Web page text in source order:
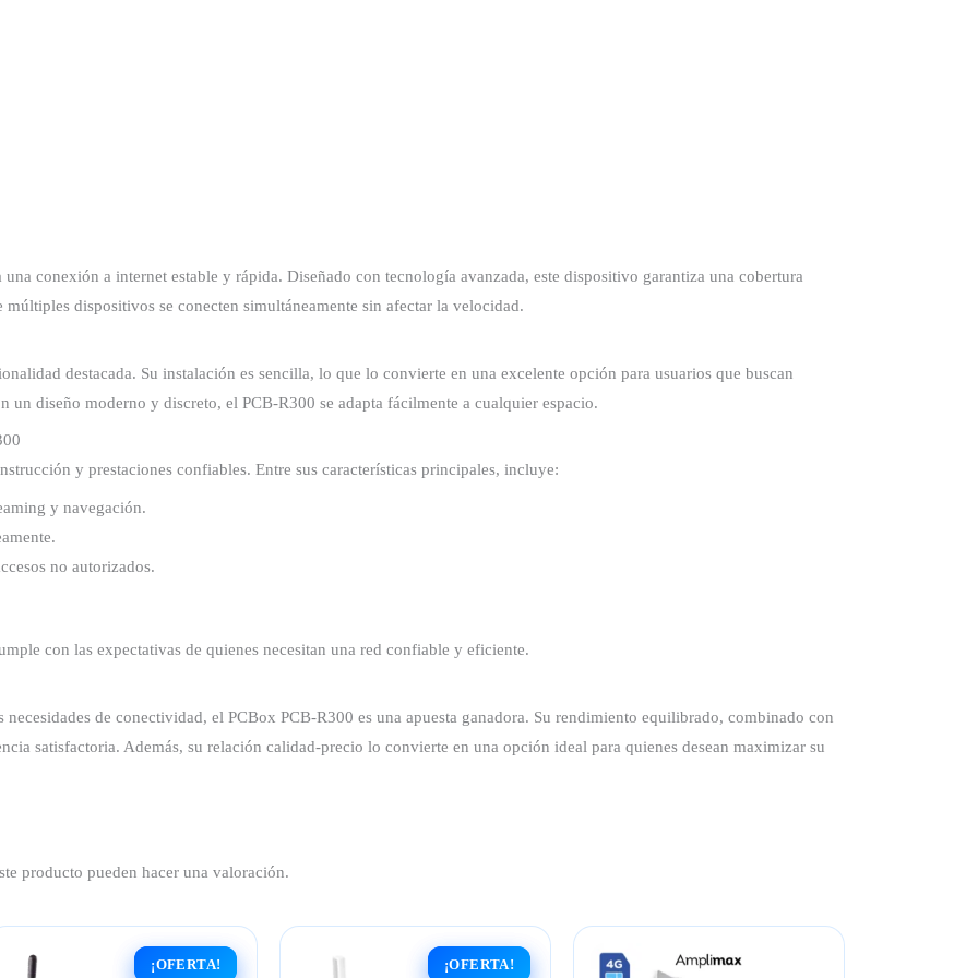
conexión a internet estable y rápida. Diseñado con tecnología avanzada, este dispositivo garantiza una cobertura
dispositivos se conecten simultáneamente sin afectar la velocidad.
destacada. Su instalación es sencilla, lo que lo convierte en una excelente opción para usuarios que buscan
diseño moderno y discreto, el PCB-R300 se adapta fácilmente a cualquier espacio.
y prestaciones confiables. Entre sus características principales, incluye:
y navegación.
no autorizados.
con las expectativas de quienes necesitan una red confiable y eficiente.
de conectividad, el PCBox PCB-R300 es una apuesta ganadora. Su rendimiento equilibrado, combinado con
satisfactoria. Además, su relación calidad-precio lo convierte en una opción ideal para quienes desean maximizar su
producto pueden hacer una valoración.
¡OFERTA!
¡OFERTA! ¡OFERTA!
¡OFERTA!